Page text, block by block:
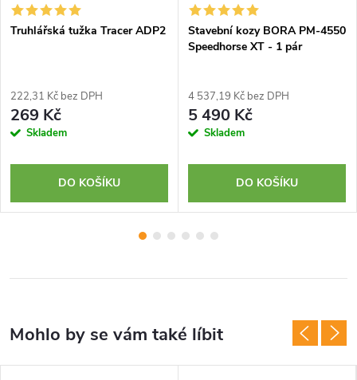
Truhlářská tužka Tracer ADP2
222,31 Kč bez DPH
269 Kč
Skladem
DO KOŠÍKU
Stavební kozy BORA PM-4550
Speedhorse XT - 1 pár
4 537,19 Kč bez DPH
5 490 Kč
Skladem
DO KOŠÍKU